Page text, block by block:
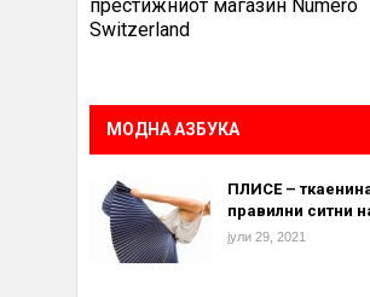
престижниот магазин Numero
Switzerland
МОДНА АЗБУКА
ПЛИСЕ –
правилни ситни
јули 29, 2021